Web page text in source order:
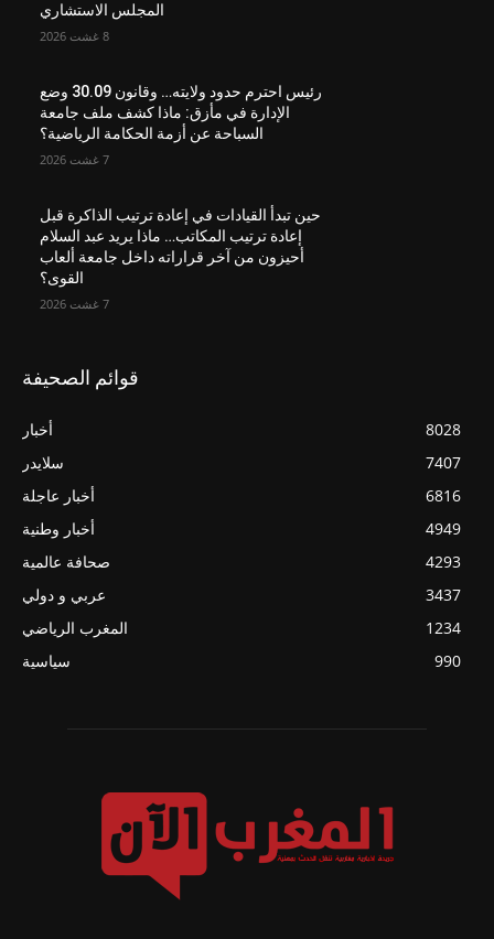
المجلس الاستشاري
8 غشت 2026
رئيس احترم حدود ولايته… وقانون 30.09 وضع
الإدارة في مأزق: ماذا كشف ملف جامعة
السباحة عن أزمة الحكامة الرياضية؟
7 غشت 2026
حين تبدأ القيادات في إعادة ترتيب الذاكرة قبل
إعادة ترتيب المكاتب… ماذا يريد عبد السلام
أحيزون من آخر قراراته داخل جامعة ألعاب
القوى؟
7 غشت 2026
قوائم الصحيفة
أخبار
8028
سلايدر
7407
أخبار عاجلة
6816
أخبار وطنية
4949
صحافة عالمية
4293
عربي و دولي
3437
المغرب الرياضي
1234
سياسية
990